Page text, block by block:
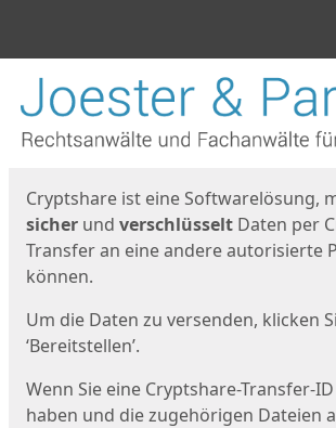
Start
Cryptshare ist eine Softwarelösung,
sicher und verschlüsselt Daten per
Transfer an eine andere autorisierte
können.
Um die Daten zu versenden, klicken
‘Bereitstellen’.
Wenn Sie eine Cryptshare-Transfer-
haben und die zugehörigen Dateien